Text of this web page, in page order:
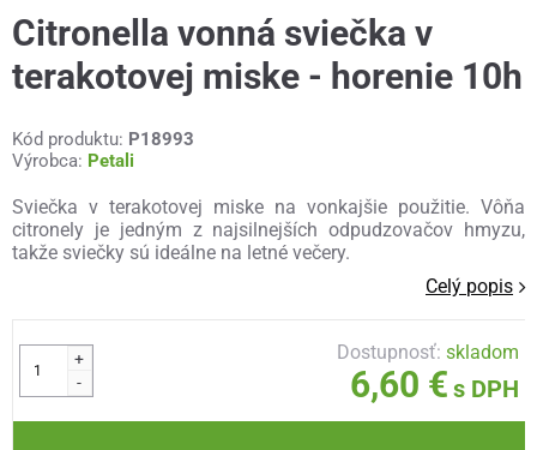
Citronella vonná sviečka v
terakotovej miske - horenie 10h
Kód produktu: P18993
Výrobca: Petali
Sviečka v terakotovej miske na vonkajšie použitie. Vôňa
citronely je jedným z najsilnejších odpudzovačov hmyzu,
takže sviečky sú ideálne na letné večery.
Celý popis
+
-
Dostupnosť:skladom
6,60 € s DPH